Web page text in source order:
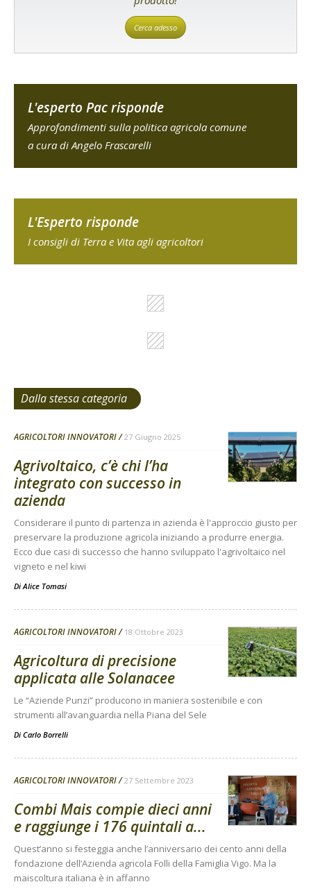
Cerca adesso
L'esperto Pac risponde
Approfondimenti sulla politica agricola comune
a cura di Angelo Frascarelli
L'Esperto risponde
I consigli di Terra e Vita agli agricoltori
Dalla stessa categoria
AGRICOLTORI INNOVATORI 27 Giugno 2025
Agrivoltaico, c’è chi l’ha
integrato con successo in
azienda
Considerare il punto di partenza in azienda è l'approccio giusto per
preservare la produzione agricola iniziando a produrre energia.
Ecco due casi di successo che hanno sviluppato l'agrivoltaico nel
vigneto e nel kiwi
Di Alice Tomasi
AGRICOLTORI INNOVATORI 18 Ottobre 2023
Agricoltura di precisione
applicata alle Solanacee
Le “Aziende Punzi” producono in maniera sostenibile e con
strumenti all’avanguardia nella Piana del Sele
Di Carlo Borrelli
AGRICOLTORI INNOVATORI 27 Settembre 2023
Combi Mais compie dieci anni
e raggiunge i 176 quintali a...
Quest’anno si festeggia anche l’anniversario dei cento anni della
fondazione dell’Azienda agricola Folli della Famiglia Vigo. Ma la
maiscoltura italiana è in affanno